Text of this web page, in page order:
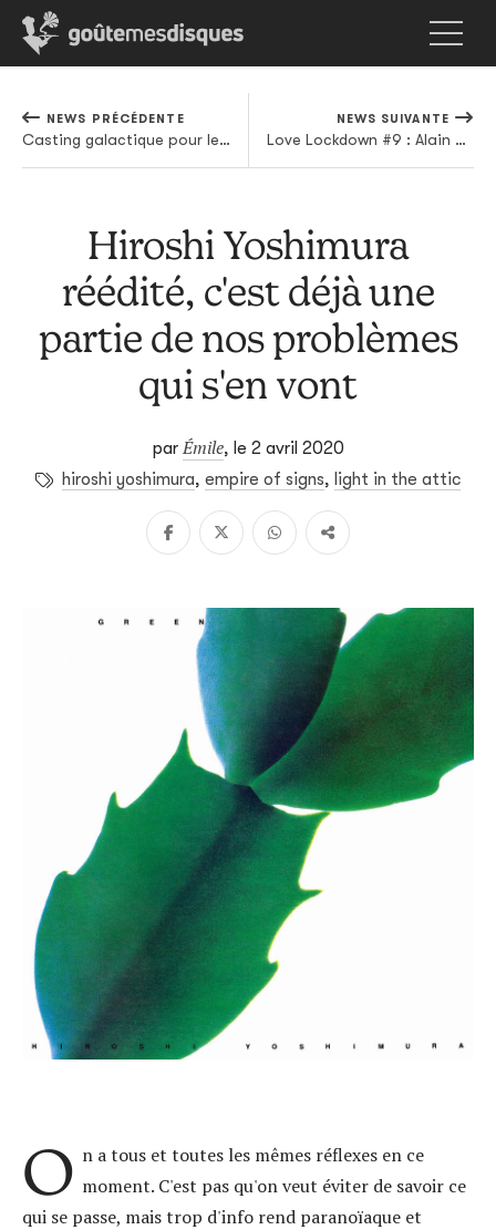
NEWS PRÉCÉDENTE
Casting galactique pour le nouveau projet death metal de Jacob Bannon (Converge)
NEWS SUIVANTE
Love Lockdown #9 : Alain Kan - Heureusement en France on ne se drogue pas
Hiroshi Yoshimura
réédité, c'est déjà une
partie de nos problèmes
qui s'en vont
parÉmile, le 2 avril 2020
hiroshi yoshimura, empire of signs, light in the attic
O n a tous et toutes les mêmes réflexes en ce
moment. C'est pas qu'on veut éviter de savoir ce
qui se passe, mais trop d'info rend paranoïaque et